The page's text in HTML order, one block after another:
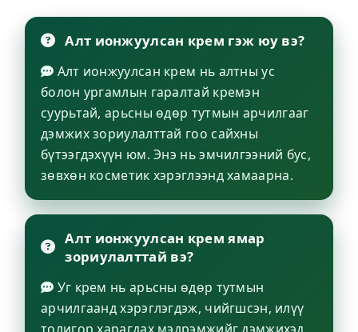
Алт ионжуулсан крем гэж юу вэ?
Алт ионжуулсан крем нь алтны ус
болон ургамлын гаралтай кремэн
суурьтай, арьсны өдөр тутмын арчилгааг
дэмжих зориулалттай гоо сайхны
бүтээгдэхүүн юм. Энэ нь эмчилгээний бус,
зөвхөн косметик хэрэглээнд хамаарна.
Алт ионжуулсан крем ямар
зориулалттай вэ?
Уг крем нь арьсны өдөр тутмын
арчилгаанд хэрэглэгдэж, чийгшсэн, илүү